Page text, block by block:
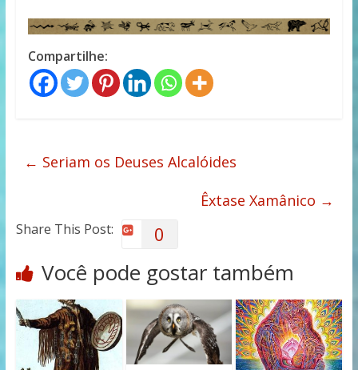
Compartilhe:
← Seriam os Deuses Alcalóides
Êxtase Xamânico →
Share This Post: 0
Você pode gostar também